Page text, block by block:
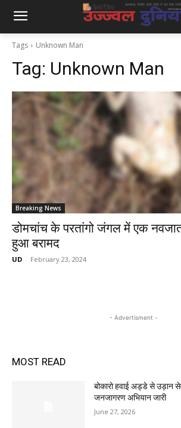
Tags Unknown Man
Tag: Unknown Man
Breaking News
डोमचांच के परतांगो जंगल में एक
हुआ बरामद
UD - February 23, 2024
- Advertisment -
MOST READ
बोकारो हवाई अड्डे से उड़ान
जनजागरण अभियान जारी
June 27, 2026